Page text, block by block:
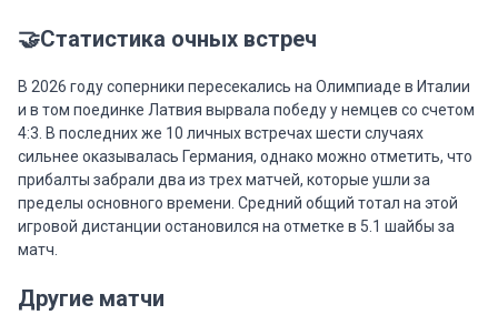
🤝Статистика очных встреч
В 2026 году соперники пересекались на Олимпиаде в Италии
и в том поединке Латвия вырвала победу у немцев со счетом
4:3. В последних же 10 личных встречах шести случаях
сильнее оказывалась Германия, однако можно отметить, что
прибалты забрали два из трех матчей, которые ушли за
пределы основного времени. Средний общий тотал на этой
игровой дистанции остановился на отметке в 5.1 шайбы за
матч.
Другие матчи